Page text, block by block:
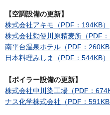
【空調設備の更新】
株式会社アキモ（PDF：194KB）
株式会社勅使川原精麦所（PDF：
南平台温泉ホテル（PDF：260KB
日本料理みしま（PDF：544KB）
【ボイラー設備の更新】
株式会社中川染工場（PDF：
ナス化学株式会社（PDF：591KB